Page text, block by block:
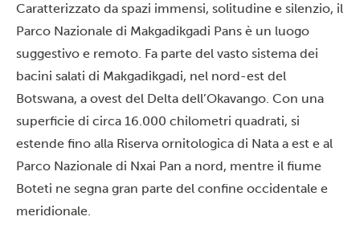
Caratterizzato da spazi immensi, solitudine e silenzio, il
Parco Nazionale di Makgadikgadi Pans è un luogo
suggestivo e remoto. Fa parte del vasto sistema dei
bacini salati di Makgadikgadi, nel nord-est del
Botswana, a ovest del Delta dell’Okavango. Con una
superficie di circa 16.000 chilometri quadrati, si
estende fino alla Riserva ornitologica di Nata a est e al
Parco Nazionale di Nxai Pan a nord, mentre il fiume
Boteti ne segna gran parte del confine occidentale e
meridionale.